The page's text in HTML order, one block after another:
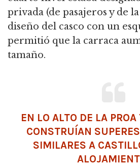
privada (de pasajeros y de
diseño del casco con un
permitió que la carraca
tamaño.
EN LO ALTO DE LA PROA
CONSTRUÍAN
SIMILARES A